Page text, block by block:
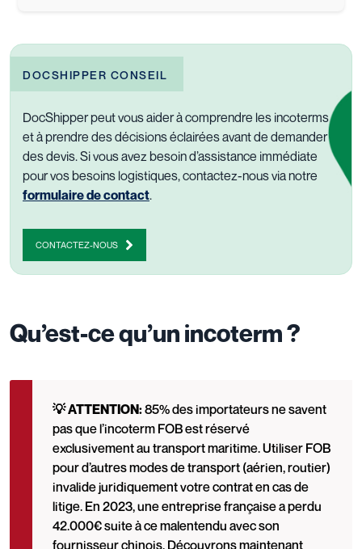
DOCSHIPPER CONSEIL
DocShipper peut vous aider à comprendre les incoterms
et à prendre des décisions éclairées avant de demander
des devis. Si vous avez besoin d’assistance immédiate
pour vos besoins logistiques, contactez-nous via notre
formulaire de contact.
CONTACTEZ-NOUS
Qu’est-ce qu’un incoterm ?
💡 ATTENTION:85% des importateurs ne savent
pas que l’incoterm FOB est réservé
exclusivement au transport maritime. Utiliser FOB
pour d’autres modes de transport (aérien, routier)
invalide juridiquement votre contrat en cas de
litige. En 2023, une entreprise française a perdu
42.000€ suite à ce malentendu avec son
fournisseur chinois. Découvrons maintenant